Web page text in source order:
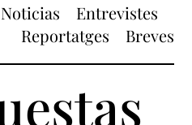
Noticias
Entrevistes
Reportatges
Breves